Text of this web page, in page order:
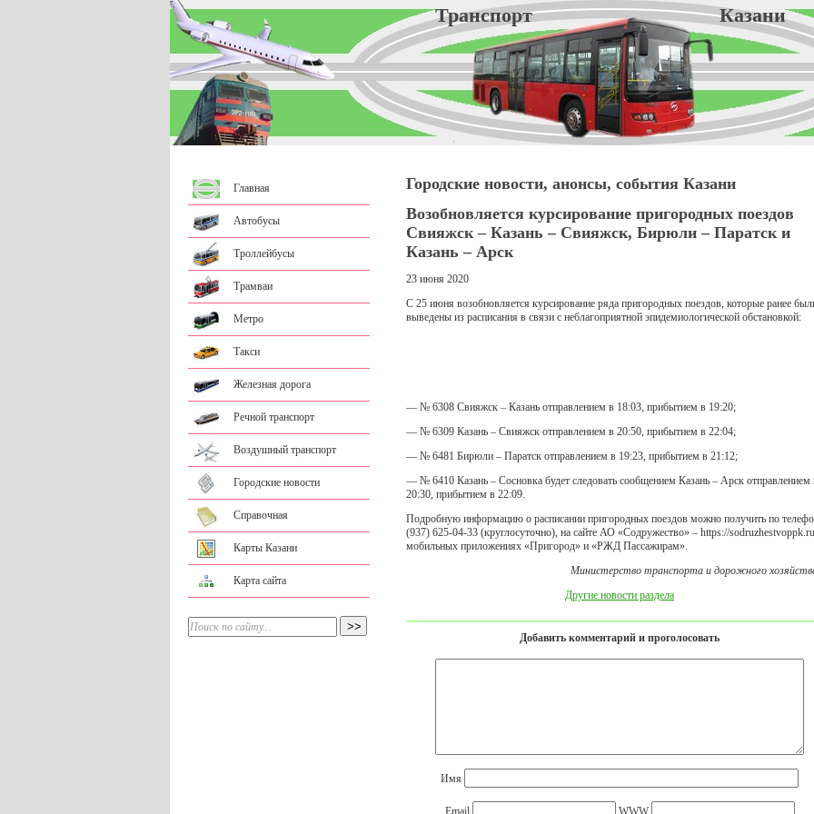
Транспорт Казани
Главная
Автобусы
Троллейбусы
Трамваи
Метро
Такси
Железная дорога
Речной транспорт
Воздушный транспорт
Городские новости
Справочная
Карты Казани
Карта сайта
Городские новости, анонсы, события Казани
Возобновляется курсирование пригородных поездов
Свияжск – Казань – Свияжск, Бирюли – Паратск и
Казань – Арск
23 июня 2020
С 25 июня возобновляется курсирование ряда пригородных поездов, которые ранее
выведены из расписания в связи с неблагоприятной эпидемиологической обстановкой:
— № 6308 Свияжск – Казань отправлением в 18:03, прибытием в 19:20;
— № 6309 Казань – Свияжск отправлением в 20:50, прибытием в 22:04;
— № 6481 Бирюли – Паратск отправлением в 19:23, прибытием в 21:12;
— № 6410 Казань – Сосновка будет следовать сообщением Казань – Арск отправлением
20:30, прибытием в 22:09.
Подробную информацию о расписании пригородных поездов можно получить по
(937) 625-04-33 (круглосуточно), на сайте АО «Содружество» – https://
мобильных приложениях «Пригород» и «РЖД Пассажирам».
Министерство транспорта и дорожного
Другие новости раздела
Добавить комментарий и проголосовать
Имя
Email WWW